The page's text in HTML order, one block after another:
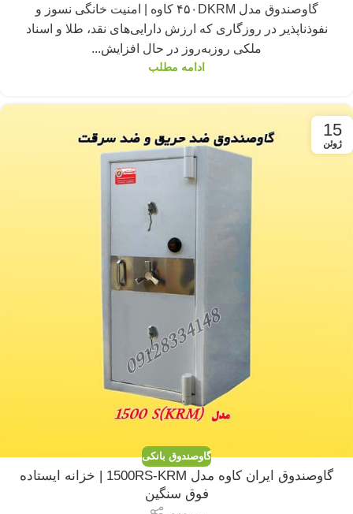
گاوصندوق مدل ۴۵۰DKRM کاوه | امنیت خانگی نسوز و
نفوذناپذیر در روزگاری که ارزش دارایی‌های نقد، طلا و اسناد
ملکی روز‌به‌روز در حال افزایش...
ادامه مطلب
15
ژوئن
گاوصندوق بانکی
گاوصندوق ایران کاوه مدل 1500RS-KRM | خزانه ایستاده
فوق سنگین